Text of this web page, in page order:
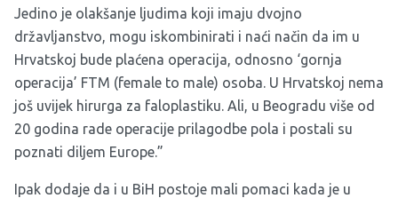
Jedino je olakšanje ljudima koji imaju dvojno
državljanstvo, mogu iskombinirati i naći način da im u
Hrvatskoj bude plaćena operacija, odnosno ‘gornja
operacija’ FTM (female to male) osoba. U Hrvatskoj nema
još uvijek hirurga za faloplastiku. Ali, u Beogradu više od
20 godina rade operacije prilagodbe pola i postali su
poznati diljem Europe.”
Ipak dodaje da i u BiH postoje mali pomaci kada je u